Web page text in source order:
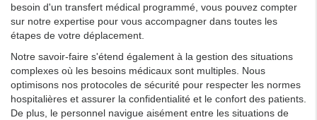
besoin d'un transfert médical programmé, vous pouvez compter
sur notre expertise pour vous accompagner dans toutes les
étapes de votre déplacement.
Notre savoir-faire s'étend également à la gestion des situations
complexes où les besoins médicaux sont multiples. Nous
optimisons nos protocoles de sécurité pour respecter les normes
hospitalières et assurer la confidentialité et le confort des patients.
De plus, le personnel navigue aisément entre les situations de